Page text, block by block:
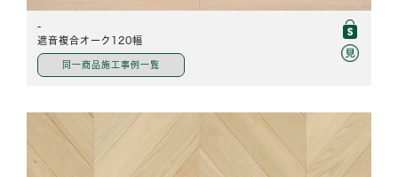
-
遮音複合オーク120幅
同一商品施工事例一覧